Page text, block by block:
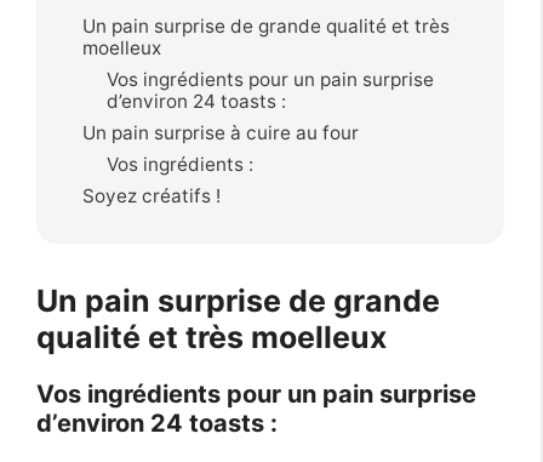
Un pain surprise de grande qualité et très
moelleux
Vos ingrédients pour un pain surprise
d’environ 24 toasts :
Un pain surprise à cuire au four
Vos ingrédients :
Soyez créatifs !
Un pain surprise de grande
qualité et très moelleux
Vos ingrédients pour un pain surprise
d’environ 24 toasts :